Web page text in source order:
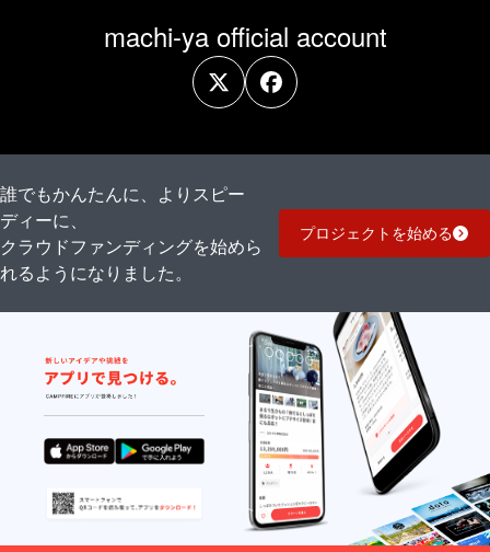
machi-ya official account
誰でもかんたんに、よりスピー
ディーに、
クラウドファンディングを始めら
れるようになりました。
プロジェクトを始める